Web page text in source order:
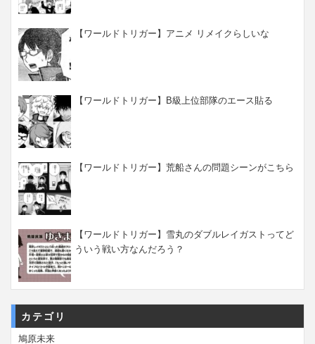
【ワールドトリガー】アニメ リメイクらしいな
【ワールドトリガー】B級上位部隊のエース貼る
【ワールドトリガー】荒船さんの問題シーンがこちら
【ワールドトリガー】雪丸のダブルレイガストってど
ういう戦い方なんだろう？
カテゴリ
鳩原未来